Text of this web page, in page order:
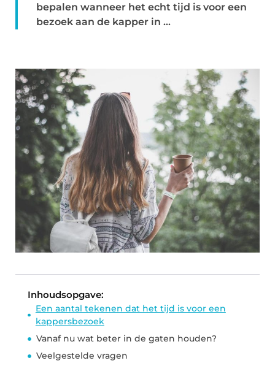
bepalen wanneer het echt tijd is voor een
bezoek aan de kapper in ...
Inhoudsopgave:
Een aantal tekenen dat het tijd is voor een
kappersbezoek
Vanaf nu wat beter in de gaten houden?
Veelgestelde vragen